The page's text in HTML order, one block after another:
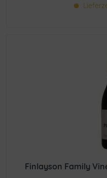
Finlayson Family